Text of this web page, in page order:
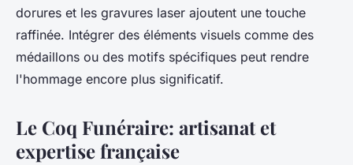
dorures et les gravures laser ajoutent une touche
raffinée. Intégrer des éléments visuels comme des
médaillons ou des motifs spécifiques peut rendre
l'hommage encore plus significatif.
Le Coq Funéraire: artisanat et
expertise française